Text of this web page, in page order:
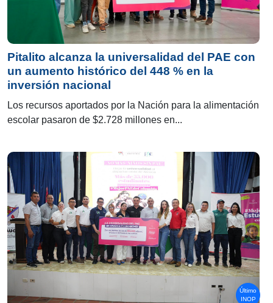
Último
INOP
Pitalito alcanza la universalidad del PAE con
un aumento histórico del 448 % en la
inversión nacional
Los recursos aportados por la Nación para la alimentación
escolar pasaron de $2.728 millones en...